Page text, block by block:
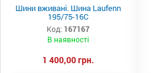
Шини вживані. Шина Laufenn
195/75-16C
Код: 167167
В наявності
1 400,00 грн.